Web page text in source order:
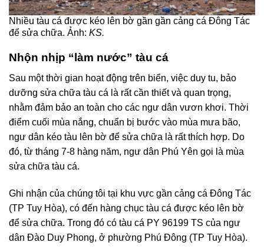
Nhiều tàu cá được kéo lên bờ gần gần cảng cá Đông Tác
để sửa chữa. Ảnh: KS.
Nhộn nhịp “làm nước” tàu cá
Sau một thời gian hoạt động trên biển, việc duy tu, bảo
dưỡng sửa chữa tàu cá là rất cần thiết và quan trọng,
nhằm đảm bảo an toàn cho các ngư dân vươn khơi. Thời
điểm cuối mùa nắng, chuẩn bị bước vào mùa mưa bão,
ngư dân kéo tàu lên bờ để sửa chữa là rất thích hợp. Do
đó, từ tháng 7-8 hàng năm, ngư dân Phú Yên gọi là mùa
sửa chữa tàu cá.
Ghi nhận của chúng tôi tại khu vực gần cảng cá Đông Tác
(TP Tuy Hòa), có đến hàng chục tàu cá được kéo lên bờ
để sửa chữa. Trong đó có tàu cá PY 96199 TS của ngư
dân Đào Duy Phong, ở phường Phú Đông (TP Tuy Hòa).